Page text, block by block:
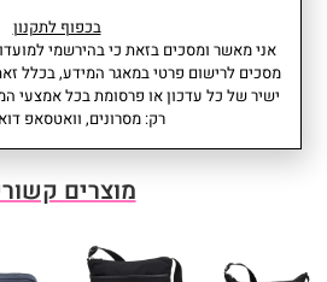
• 15 תאים פונקציונליים 1 שקוף +
2 תאים למסמכים + 12 תאים
לכרטיסים
משקל:
10 סמ
עוד
מוצרים
בכפוף לתקנון
אני מאשר ומסכים בזאת כי בהירשמי
מסכים לרישום פרטי במאגר המידע, בכלל
ישיר של כל עדכון או פרסומת בכל אמצעי
רק: מסרונים, וואטסאפ